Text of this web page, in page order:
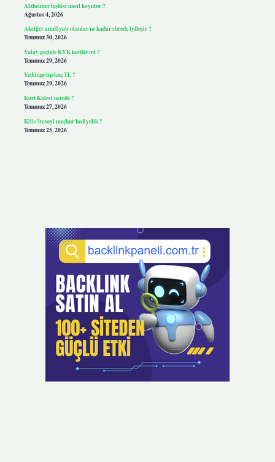
Alzheimer teşhisi nasıl koyulur ?
Ağustos 4, 2026
Akciğer ameliyatı olanlar ne kadar sürede iyileşir ?
Temmuz 30, 2026
Yatay geçişte KYK kesilir mi ?
Temmuz 29, 2026
Yeditepe tıp kaç TL ?
Temmuz 29, 2026
Kurt Kalesi nerede ?
Temmuz 27, 2026
Kilis’in neyi meşhur hediyelik ?
Temmuz 25, 2026